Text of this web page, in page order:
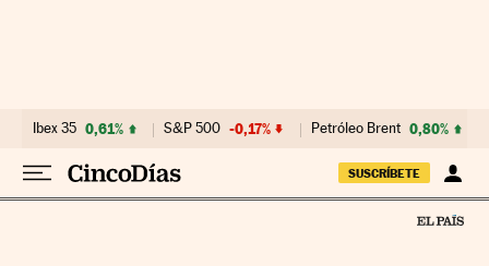
Ibex 35 0,61% S&P 500 -0,17% Petróleo Brent 0,80%
SUSCRÍBETE